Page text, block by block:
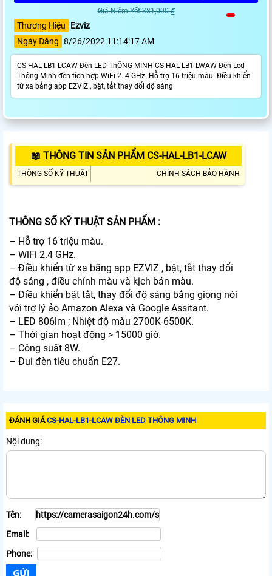
Giá Niêm Yết:381,000 ₫
Thương Hiệu
Ezviz
Ngày Đăng 8/26/2022 11:14:17 AM
CS-HAL-LB1-LCAW Đèn LED ThÔNG MINH CS-HAL-LB1-LWAW Đèn Led
Thông Minh đèn tích hợp WiFi 2. 4 GHz. Hỗ trợ 16 triệu màu. Điều khiển
từ xa bằng app EZVIZ , bật, tắt thay đổi độ sáng
📖 THÔNG TIN SẢN PHẨM CS-HAL-LB1-LCAW
THÔNG SỐ KỸ THUẬT CHÍNH SÁCH BẢO HÀNH
THÔNG SỐ KỸ THUẬT SẢN PHẨM :
– Hỗ trợ 16 triệu màu.
– WiFi 2.4 GHz.
– Điều khiển từ xa bằng app EZVIZ , bật, tắt thay đổi
độ sáng , điều chỉnh màu và kịch bản màu.
– Điều khiển bật tắt, thay đổi độ sáng bằng giọng nói
với trợ lý ảo Amazon Alexa và Google Assitant.
– LED 806lm ; Nhiệt độ màu 2700K-6500K.
– Thời gian hoạt động > 15000 giờ.
– Công suất 8W.
– Đui đèn tiêu chuẩn E27.
ĐÁNH GIÁCS-HAL-LB1-LCAW ĐÈN LED THÔNG MINH
Nội dung:
Tên:
Email:
Phone: